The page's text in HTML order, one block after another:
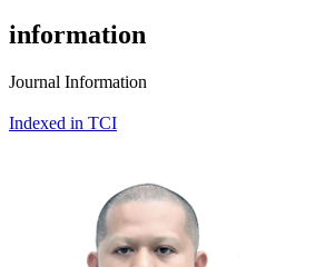
information
Journal Information
Indexed in TCI